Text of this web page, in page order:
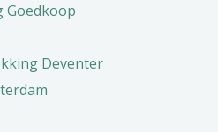
Goedkoop
Deventer